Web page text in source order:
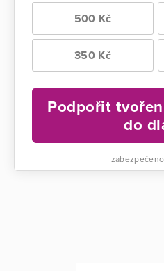
500 Kč
350 Kč
Podpořit
do